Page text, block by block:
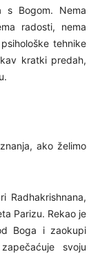
s Bogom. Nema
radosti, nema
tehnike
kratki predah,
ako želimo
Radhakrishnana,
Parizu. Rekao je
Boga i zaokupi
svoju